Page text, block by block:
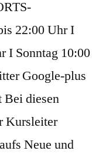
22:00 Uhr I
I Sonntag 10:00
Google-plus
Bei diesen
Kursleiter
Neue und